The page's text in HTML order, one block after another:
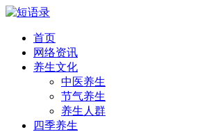
首页
网络资讯
养生文化
中医养生
节气养生
养生人群
四季养生